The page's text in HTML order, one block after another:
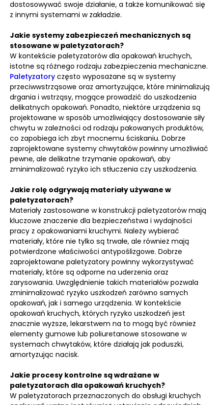
dostosowywać swoje działanie, a także komunikować się
z innymi systemami w zakładzie.
Jakie systemy zabezpieczeń mechanicznych są
stosowane w paletyzatorach?
W kontekście paletyzatorów dla opakowań kruchych,
istotne są różnego rodzaju zabezpieczenia mechaniczne.
Paletyzatory często wyposażane są w systemy
przeciwwstrząsowe oraz amortyzujące, które minimalizują
drgania i wstrząsy, mogące prowadzić do uszkodzenia
delikatnych opakowań. Ponadto, niektóre urządzenia są
projektowane w sposób umożliwiający dostosowanie siły
chwytu w zależności od rodzaju pakowanych produktów,
co zapobiega ich zbyt mocnemu ściskaniu. Dobrze
zaprojektowane systemy chwytaków powinny umożliwiać
pewne, ale delikatne trzymanie opakowań, aby
zminimalizować ryzyko ich stłuczenia czy uszkodzenia.
Jakie rolę odgrywają materiały używane w
paletyzatorach?
Materiały zastosowane w konstrukcji paletyzatorów mają
kluczowe znaczenie dla bezpieczeństwa i wydajności
pracy z opakowaniami kruchymi. Należy wybierać
materiały, które nie tylko są trwałe, ale również mają
potwierdzone właściwości antypoślizgowe. Dobrze
zaprojektowane paletyzatory powinny wykorzystywać
materiały, które są odporne na uderzenia oraz
zarysowania. Uwzględnienie takich materiałów pozwala
zminimalizować ryzyko uszkodzeń zarówno samych
opakowań, jak i samego urządzenia. W kontekście
opakowań kruchych, których ryzyko uszkodzeń jest
znacznie wyższe, lekarstwem na to mogą być również
elementy gumowe lub poliuretanowe stosowane w
systemach chwytaków, które działają jak poduszki,
amortyzując nacisk.
Jakie procesy kontrolne są wdrażane w
paletyzatorach dla opakowań kruchych?
W paletyzatorach przeznaczonych do obsługi kruchych